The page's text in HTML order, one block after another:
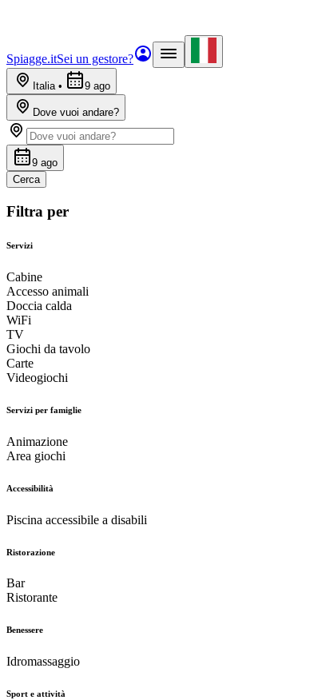
Spiagge.itSei un gestore?
Italia• 9 ago
Dove vuoi andare?
9 ago
Cerca
Filtra per
Servizi
Cabine
Accesso animali
Doccia calda
WiFi
TV
Giochi da tavolo
Carte
Videogiochi
Servizi per famiglie
Animazione
Area giochi
Accessibilità
Piscina accessibile a disabili
Ristorazione
Bar
Ristorante
Benessere
Idromassaggio
Sport e attività